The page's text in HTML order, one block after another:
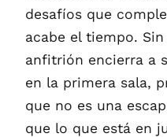
desafíos que
acabe el tiempo.
anfitrión encierra a
en la primera sala,
que no es una
que lo que está en